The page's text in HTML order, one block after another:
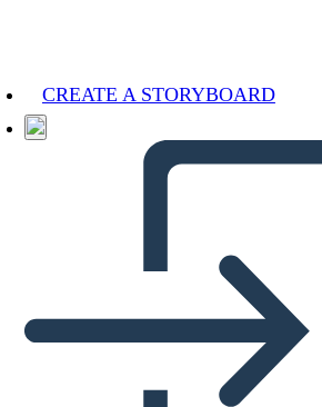
CREATE A STORYBOARD